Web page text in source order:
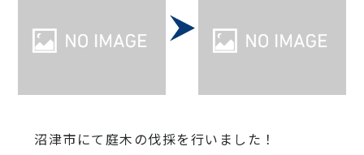
沼津市にて庭木の伐採を行いました！